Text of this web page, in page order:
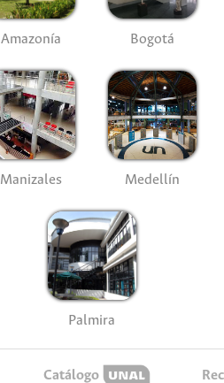
Amazonía Bogotá
Manizales Medellín
Palmira
Catálogo